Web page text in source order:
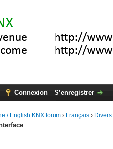
Connexion S’enregistrer
/ English KNX forum › Français › Divers